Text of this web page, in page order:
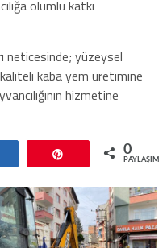
olumlu katkı
neticesinde; yüzeysel
kaliteli kaba yem üretimine
hizmetine
0